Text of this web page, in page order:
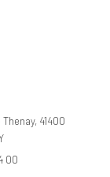
41400
00